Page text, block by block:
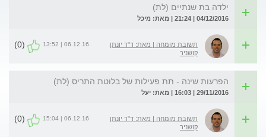
ילדה בת שנתיים (לת)
04/12/2016 | 21:24 | מאת: מיכל
תשובת מומחה | מאת: ד"ר יונתן
קושניר
06.12.16 | 13:52
(0)
הפרעות שינה - תת פעילות של בלוטת התריס (לת)
29/11/2016 | 16:03 | מאת: יעל
תשובת מומחה | מאת: ד"ר יונתן
קושניר
06.12.16 | 15:04
(0)